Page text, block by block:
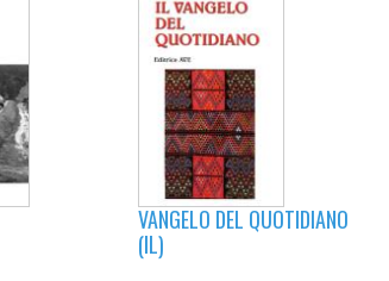
VANGELO DEL QUOTIDIANO
(IL)